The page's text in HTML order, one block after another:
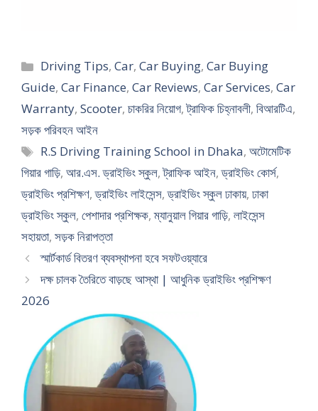
Categories
Driving Tips,Car,Car Buying,Car Buying
Guide, Car Finance, Car Reviews, Car Services, Car
Warranty, Scooter, চাকরির নিয়োগ,ট্রাফিক চিহ্নাবলী, বিআরটিএ,
সড়ক পরিবহন আইন
Tags
R.S Driving Training School in Dhaka,অটোমেটিক
গিয়ার গাড়ি, আর.এস. ড্রাইভিং স্কুল,ট্রাফিক আইন,ড্রাইভিং কোর্স,
ড্রাইভিং প্রশিক্ষণ,ড্রাইভিং লাইসেন্স,ড্রাইভিং স্কুল ঢাকায়, ঢাকা
ড্রাইভিং স্কুল, পেশাদার প্রশিক্ষক,ম্যানুয়াল গিয়ার গাড়ি, লাইসেন্স
সহায়তা, সড়ক নিরাপত্তা
স্মার্টকার্ড বিতরণ ব্যবস্থাপনা হবে সফটওয়্যারে
দক্ষ চালক তৈরিতে বাড়ছে আস্থা | আধুনিক ড্রাইভিং প্রশিক্ষণ
2026